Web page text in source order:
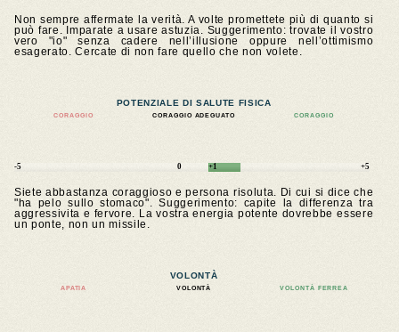
Non sempre affermate la verità. A volte promettete più di quanto si
può fare. Imparate a usare astuzia. Suggerimento: trovate il vostro
vero "io" senza cadere nell’illusione oppure nell’ottimismo
esagerato. Cercate di non fare quello che non volete.
POTENZIALE DI SALUTE FISICA
CORAGGIO CORAGGIO ADEGUATO CORAGGIO
-5 0 +1 +5
Siete abbastanza coraggioso e persona risoluta. Di cui si dice che
"ha pelo sullo stomaco". Suggerimento: capite la differenza tra
aggressivita e fervore. La vostra energia potente dovrebbe essere
un ponte, non un missile.
VOLONTÀ
APATIA VOLONTÀ VOLONTÀ FERREA